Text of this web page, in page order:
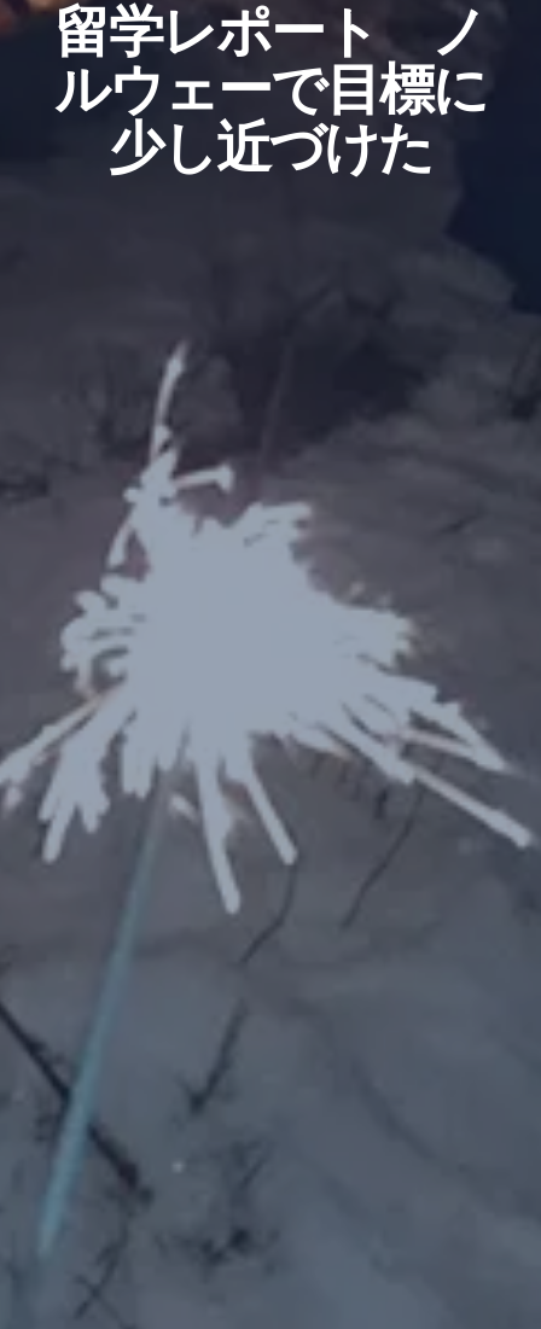
留学レポート ノ
ルウェーで目標に
少し近づけた